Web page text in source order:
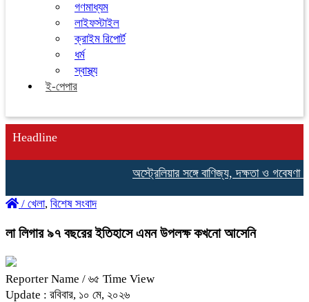
গণমাধ্যম
লাইফস্টাইল
ক্রাইম রিপোর্ট
ধর্ম
স্বাস্থ্য
ই-পেপার
Headline
অস্ট্রেলিয়ার সঙ্গে বাণিজ্য, দক্ষতা ও গবেষণা
/ খেলা, বিশেষ সংবাদ
লা লিগার ৯৭ বছরের ইতিহাসে এমন উপলক্ষ কখনো আসেনি
Reporter Name / ৬৫ Time View
Update : রবিবার, ১০ মে, ২০২৬